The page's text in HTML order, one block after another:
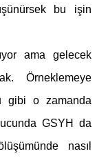
bu işin
ama gelecek
Örneklemeye
gibi o zamanda
GSYH da
nasıl